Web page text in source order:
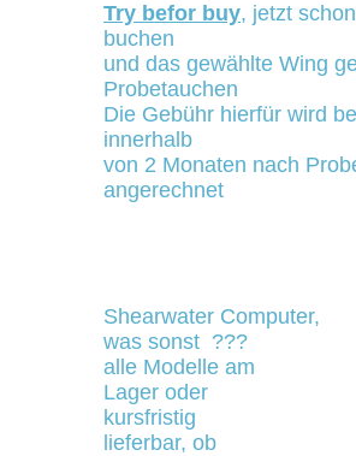
Try befor buy, jetzt
buchen
und das gewählte Wing
Probetauchen
Die Gebühr hierfür wird
innerhalb
von 2 Monaten nach
angerechnet
Shearwater Computer,
was sonst ???
alle Modelle am
Lager oder
kursfristig
lieferbar, ob